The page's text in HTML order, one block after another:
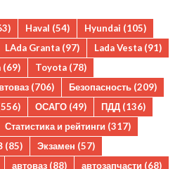
Haval (54) Hyundai (105)
LAda Granta (97) Lada Vesta (91)
(69) Toyota (78)
(706) Безопасность (209)
ОСАГО (49) ПДД (136)
Статистика и рейтинги (317)
(85) Экзамен (57)
автоваз (88) автозапчасти (68)